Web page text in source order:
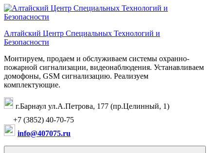
Перейти
к
Алтайский Центр Специальных Технологий и
Безопасности
Монтируем, продаем и обслуживаем системы охранно-
пожарной сигнализации, видеонаблюдения. Устанавливаем
домофоны, GSM сигнализацию. Реализуем
комплектующие.
г.Барнаул ул.А.Петрова, 177 (пр.Целинный, 1)
+7 (3852) 40-70-75
info@407075.ru